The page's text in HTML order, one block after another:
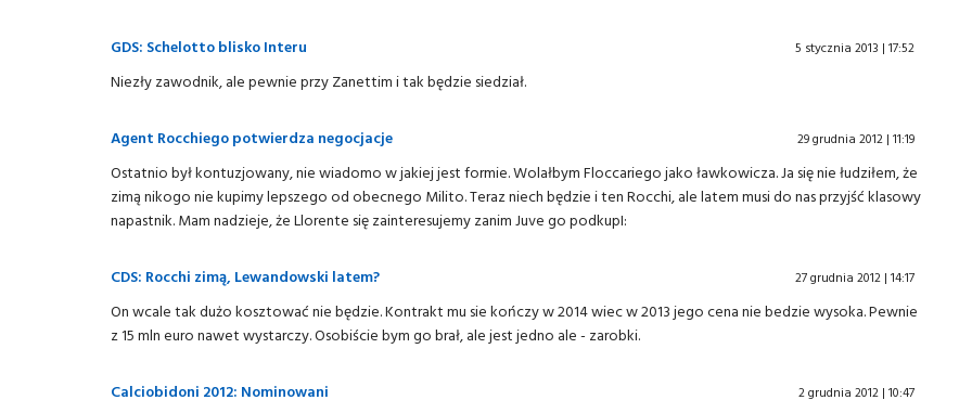
GDS: Schelotto blisko Interu 5 stycznia 2013 | 17:52
Niezły zawodnik, ale pewnie przy Zanettim i tak będzie siedział.
Agent Rocchiego potwierdza negocjacje 29 grudnia 2012 | 11:19
Ostatnio był kontuzjowany, nie wiadomo w jakiej jest formie. Wolałbym Floccariego jako ławkowicza. Ja się nie łudziłem, że
zimą nikogo nie kupimy lepszego od obecnego Milito. Teraz niech będzie i ten Rocchi, ale latem musi do nas przyjść klasowy
napastnik. Mam nadzieje, że Llorente się zainteresujemy zanim Juve go podkupI:
CDS: Rocchi zimą, Lewandowski latem? 27 grudnia 2012 | 14:17
On wcale tak dużo kosztować nie będzie. Kontrakt mu sie kończy w 2014 wiec w 2013 jego cena nie bedzie wysoka. Pewnie
z 15 mln euro nawet wystarczy. Osobiście bym go brał, ale jest jedno ale - zarobki.
Calciobidoni 2012: Nominowani 2 grudnia 2012 | 10:47